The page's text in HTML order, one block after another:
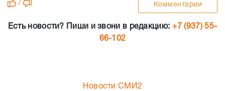
/ Комментарии
Есть новости? Пиши и звони в редакцию: +7 (937) 55-
66-102
Новости СМИ2